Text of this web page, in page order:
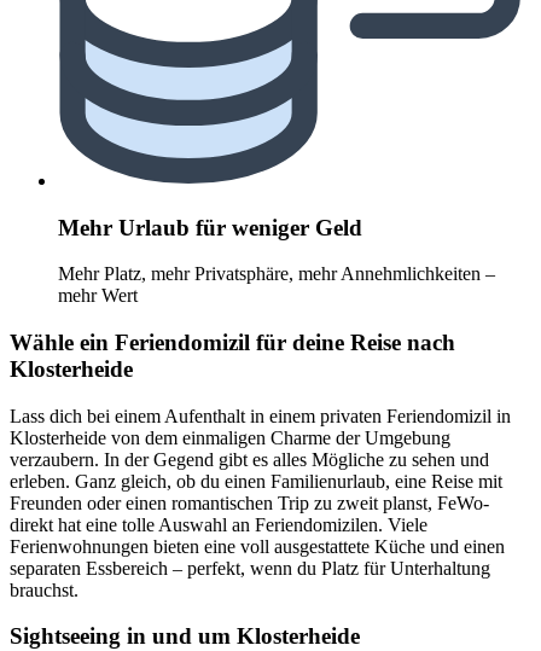
Mehr Urlaub für weniger Geld
Mehr Platz, mehr Privatsphäre, mehr Annehmlichkeiten –
mehr Wert
Wähle ein Feriendomizil für deine Reise nach
Klosterheide
Lass dich bei einem Aufenthalt in einem privaten Feriendomizil in
Klosterheide von dem einmaligen Charme der Umgebung
verzaubern. In der Gegend gibt es alles Mögliche zu sehen und
erleben. Ganz gleich, ob du einen Familienurlaub, eine Reise mit
Freunden oder einen romantischen Trip zu zweit planst, FeWo-
direkt hat eine tolle Auswahl an Feriendomizilen. Viele
Ferienwohnungen bieten eine voll ausgestattete Küche und einen
separaten Essbereich – perfekt, wenn du Platz für Unterhaltung
brauchst.
Sightseeing in und um Klosterheide